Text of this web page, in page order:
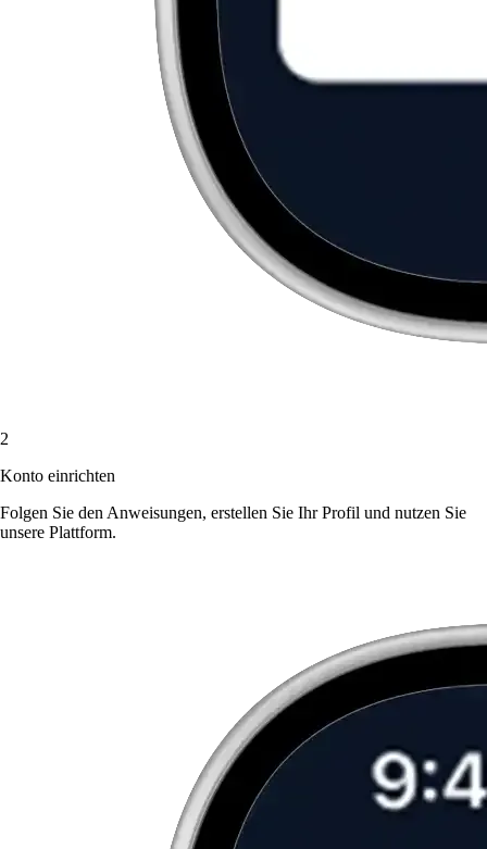
2
Konto einrichten
Folgen Sie den Anweisungen, erstellen Sie Ihr Profil und nutzen Sie
unsere Plattform.